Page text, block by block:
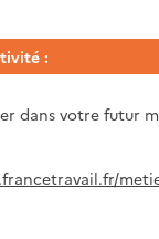
:
dans votre futur